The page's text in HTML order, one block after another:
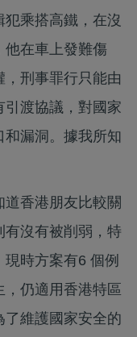
乘搭高鐵，在沒
他在車上發難傷
，刑事罪行只能由
渡協議，對國家
和漏洞。據我所知
道香港朋友比較關
沒有被削弱，特
時方案有6 個例
仍適用香港特區
維護國家安全的